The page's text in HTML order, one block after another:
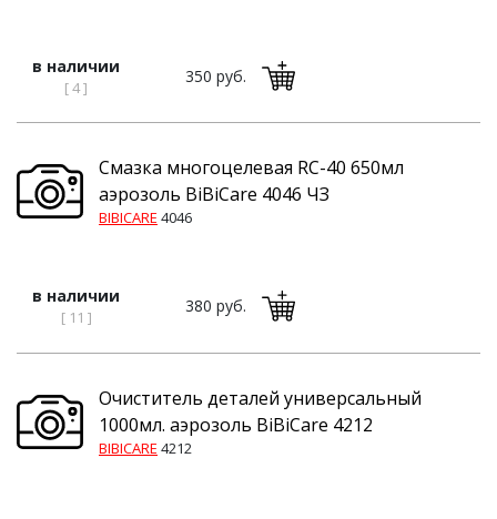
в наличии
[ 4 ]
350 руб.
Смазка многоцелевая RC-40 650мл
аэрозоль BiBiCare 4046 ЧЗ
BIBICARE 4046
в наличии
[ 11 ]
380 руб.
Очиститель деталей универсальный
1000мл. аэрозоль BiBiCare 4212
BIBICARE 4212